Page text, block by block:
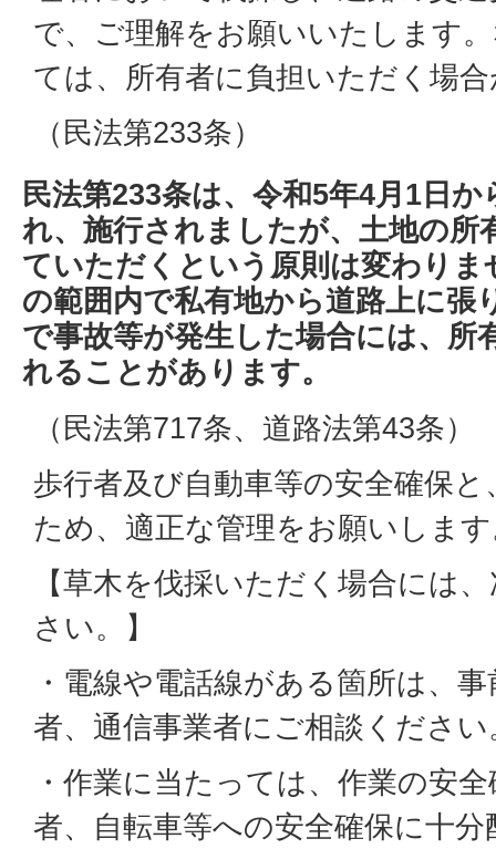
で、ご理解をお願いいたします
ては、所有者に負担いただく場
（民法第233条）
民法第233条は、令和5年4月1日
れ、施行されましたが、土地の所
ていただくという原則は変わりま
の範囲内で私有地から道路上に張
で事故等が発生した場合には、所
れることがあります。
（民法第717条、道路法第43条）
歩行者及び自動車等の安全確保
ため、適正な管理をお願いしま
【草木を伐採いただく場合には
さい。】
・電線や電話線がある箇所は、
者、通信事業者にご相談ください
・作業に当たっては、作業の安
者、自転車等への安全確保に十